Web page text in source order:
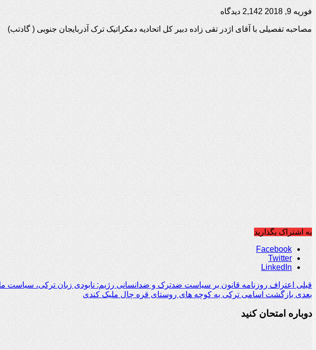
فوریه 9, 2018 2,142 دیدگاه
مصاحبه تفصیلی با آقای اژدر تقی زاده دبیر کل اتحادیه دمکراتیک ترک آذربایجان جنوبی ( گادتب)
به اشتراک بگذارید
Facebook
Twitter
LinkedIn
قبلیاعتراف روزنامه قانون بر سیاست ضدترک و ضدانسانی رژیم: نابودی زبان ترکی،
بعدیبازگشت اسامی ترکی به کوچه های روستای قره چال ملیک کندی
دوباره امتحان کنید